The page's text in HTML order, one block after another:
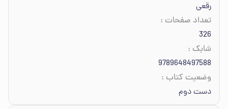
رقعی
تعداد صفحات :
326
شابک :
9789648497588
وضعیت کتاب :
دست دوم